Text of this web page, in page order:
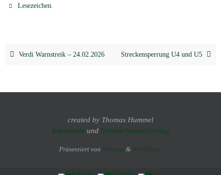
Lesezeichen.
Verdi Warnstreik – 24.02.2026 Streckensperrung U4 und U5
created by Thomas Hummel
Impressum und Datenschutzerklärung
Präsentiert von Nirvana & WordPress.